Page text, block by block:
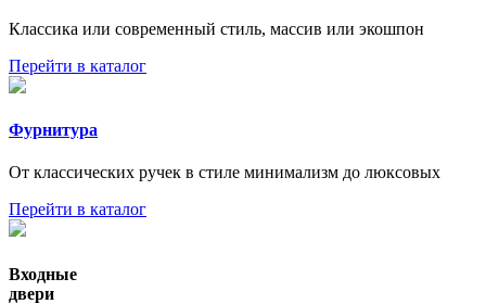
Классика или современный стиль, массив или экошпон
Перейти в каталог
Фурнитура
От классических ручек в стиле минимализм до люксовых
Перейти в каталог
Входные
двери